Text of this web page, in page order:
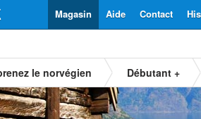
Contact
Aide
Magasin
le norvégien Débutant +